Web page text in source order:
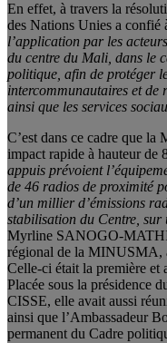
En effet, à travers la
des Nations Unies a
l’application par les
du centre du Mali, dans le
politique, afin de protéger
intercommunautaires et de
ainsi que les services
C’est dans ce cadre que
impact rapide à hauteur
appuis prévoient
de 46 radios de proximité
d’un millier d’émissions
stabilisation du Centre, sur
Myrline SANOGO-
régional de la MINUSMA,
Celle-ci était la première et
Placée sous la présidence
CISSE, elle avait aussi
ainsi que l’Ambassadeur
permanent du Cadre